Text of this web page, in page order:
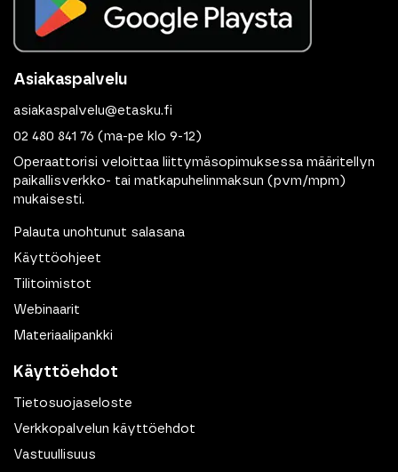
Asiakaspalvelu
asiakaspalvelu@etasku.fi
02 480 841 76 (ma-pe klo 9-12)
Operaattorisi veloittaa liittymäsopimuksessa määritellyn
paikallisverkko- tai matkapuhelinmaksun (pvm/mpm)
mukaisesti.
Palauta unohtunut salasana
Käyttöohjeet
Tilitoimistot
Webinaarit
Materiaalipankki
Käyttöehdot
Tietosuojaseloste
Verkkopalvelun käyttöehdot
Vastuullisuus